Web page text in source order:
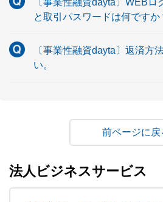
〔事業性融資dayta〕WEBロ
と取引パスワードは何ですか
〔事業性融資dayta〕返済方
い。
戻
法人ビジネスサービス